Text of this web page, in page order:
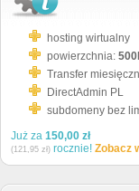
hosting wirtualny
powierzchnia:
Transfer
DirectAdmin PL
subdomeny bez
Już za 150,00 zł
(121,95 zł) rocznie! Zobacz